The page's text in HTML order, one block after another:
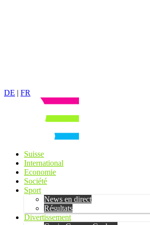
DE | FR
Suisse
International
Economie
Société
Sport
News en direct
Résultats
Divertissement